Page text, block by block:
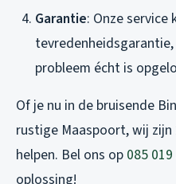
Garantie: Onze
probleem écht is
Of je nu in de bruisende
rustige Maaspoort, wij
helpen. Bel ons op 085
oplossing!